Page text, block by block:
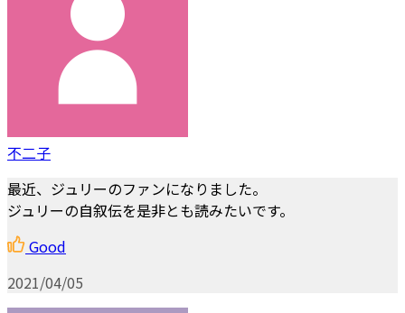
不二子
最近、ジュリーのファンになりました。
ジュリーの自叙伝を是非とも読みたいです。
Good
2021/04/05